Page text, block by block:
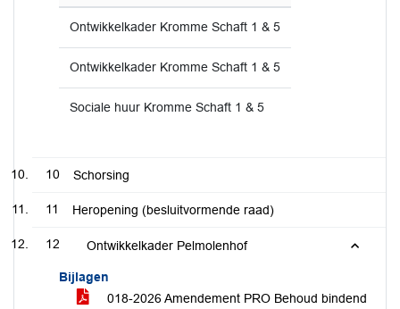
Ontwikkelkader Kromme Schaft 1 & 5
Ontwikkelkader Kromme Schaft 1 & 5
Sociale huur Kromme Schaft 1 & 5
10 Schorsing
11 Heropening (besluitvormende raad)
12 Ontwikkelkader Pelmolenhof
Bijlagen
018-2026 Amendement PRO Behoud bindend